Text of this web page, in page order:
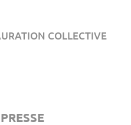
COLLECTIVE